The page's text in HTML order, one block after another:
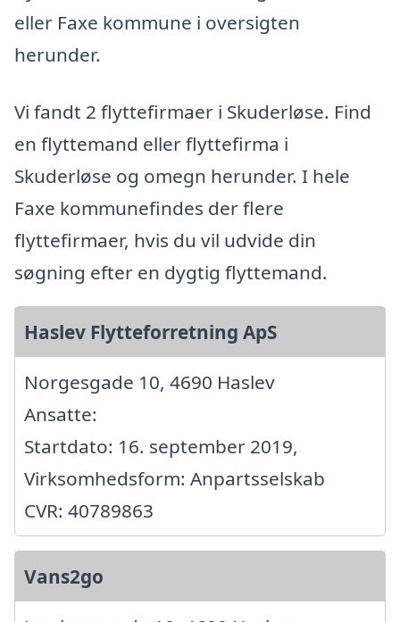
eller Faxe kommune i oversigten
herunder.
Vi fandt 2 flyttefirmaer i Skuderløse. Find
en flyttemand eller flyttefirma i
Skuderløse og omegn herunder. I hele
Faxe kommunefindes der flere
flyttefirmaer, hvis du vil udvide din
søgning efter en dygtig flyttemand.
Haslev Flytteforretning ApS
Norgesgade 10, 4690 Haslev
Ansatte:
Startdato: 16. september 2019,
Virksomhedsform: Anpartsselskab
CVR: 40789863
Vans2go